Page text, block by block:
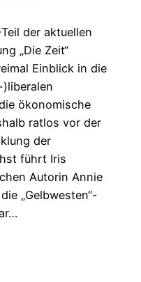
der aktuellen
„Die Zeit“
Einblick in die
ökonomische
ratlos vor der
der
führt Iris
Autorin Annie
„Gelbwesten“-